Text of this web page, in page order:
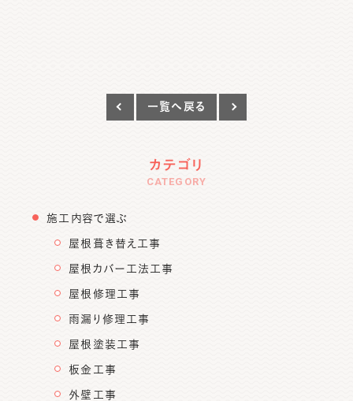
一覧へ戻る
カテゴリ
CATEGORY
施工内容で選ぶ
屋根葺き替え工事
屋根カバー工法工事
屋根修理工事
雨漏り修理工事
屋根塗装工事
板金工事
外壁工事